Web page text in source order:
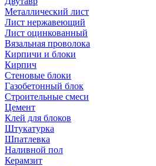
Металлический лист
Лист нержавеющий
Лист оцинкованный
Вязальная проволока
Кирпичи и блоки
Кирпич
Стеновые блоки
Газобетонный блок
Строительные смеси
Цемент
Клей для блоков
Штукатурка
Шпатлевка
Наливной пол
Керамзит